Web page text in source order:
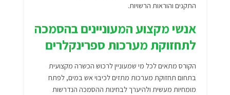
התקנים והוראות הרשויות.
אנשי מקצוע המעוניינים בהסמכה
לתחזוקת מערכות ספרינקלרים
הקורס מתאים לכל מי שמעוניין לרכוש הכשרה מקצועית
בתחום תחזוקת מערכות מתזים לכיבוי אש במים, לפתח
מומחיות מעשית ולהיערך לבחינות ההסמכה הנדרשות